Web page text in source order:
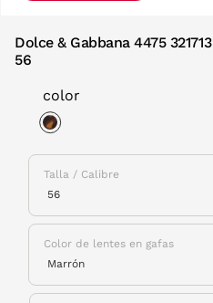
Dolce & Gabbana 4475 321713
56
color
Talla / Calibre
Color de lentes en gafas